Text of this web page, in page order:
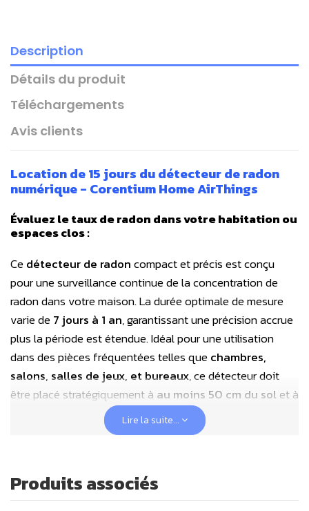
Description
Détails du produit
Téléchargements
Avis clients
Location de 15 jours du détecteur de radon
numérique - Corentium Home AirThings
Évaluez le taux de radon dans votre habitation ou
espaces clos :
Cedétecteur de radoncompact et précis est conçu
pour une surveillance continue de la concentration de
radon dans votre maison. La durée optimale de mesure
varie de7 jours à 1 an, garantissant une précision accrue
plus la période est étendue. Idéal pour une utilisation
dans des pièces fréquentées telles quechambres,
salons, salles de jeux, et bureaux, ce détecteur doit
être placé stratégiquement à au moins 50 cm du sol et à
150 cm de toute porte, fenêtre, ou bouche d'aération
pour une efficacité maximale.
Ne pas déplacer l'appareil pendant toute la durée de
la mesure.
Lire la suite...
Produits associés